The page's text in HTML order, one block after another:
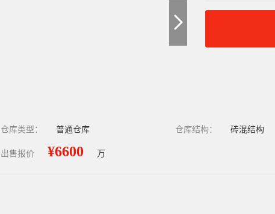
仓库类型： 普通仓库 仓库结构： 砖混结构
出售报价 ¥6600 万